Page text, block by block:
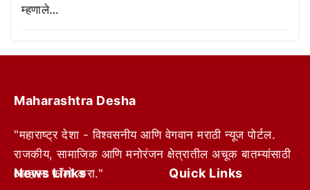
म्हणाले…
Maharashtra Desha
"महाराष्ट्र देशा - विश्वसनीय आणि वेगवान मराठी न्यूज पोर्टल.
राजकीय, सामाजिक आणि मनोरंजन क्षेत्रातील अचूक बातम्यांसाठी
आम्हाला फॉलो करा."
News Links Quick Links